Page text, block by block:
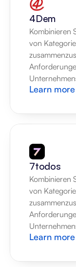
4Dem
Kombinieren
von
Learn more
7todos
Kombinieren
von
Learn more